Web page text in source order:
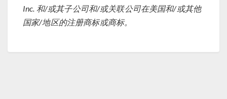
Inc. 和/或其子公司和/或关联公司在美国和/或其他
国家/地区的注册商标或商标。